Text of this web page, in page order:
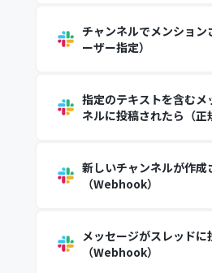
チャンネルでメンション
ーザー指定）
指定のテキストを含むメ
ネルに投稿されたら（正
新しいチャンネルが作成
（Webhook）
メッセージがスレッドに
（Webhook）